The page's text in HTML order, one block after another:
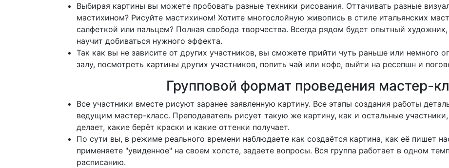
Выбирая картины вы можете пробовать разные техники рисования. Оттачивать разные
мастихином? Рисуйте мастихином! Хотите многослойную живопись в стиле итальянских
салфеткой или пальцем? Полная свобода творчества. Всегда рядом будет опытный
научит добиваться нужного эффекта.
Так как вы не зависите от других участников, вы сможете прийти чуть раньше или немного
залу, посмотреть картины других участников, попить чай или кофе, выйти на ресепшн и
Групповой формат проведения мастер-
Все участники вместе рисуют заранее заявленную картину. Все этапы создания работы
ведущим мастер-класс. Преподаватель рисует такую ​​же картину, как и остальные
делает, какие берёт краски и какие оттенки получает.
По сути вы, в режиме реального времени наблюдаете как создаётся картина, как её пишет
применяете "увиденное" на своем холсте, задаете вопросы. Вся группа работает в одном
расписанию.